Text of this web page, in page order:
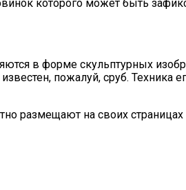
которого может быть
в форме скульптурных
пожалуй, сруб. Техника
размещают на своих